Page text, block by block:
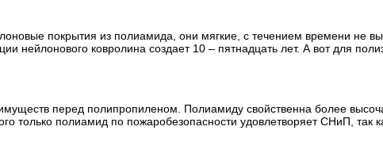
покрытия из полиамида, они мягкие, с течением времени не
нейлонового ковролина создает 10 – пятнадцать лет. А вот для
перед полипропиленом. Полиамиду свойственна более
только полиамид по пожаробезопасности удовлетворяет СНиП, так